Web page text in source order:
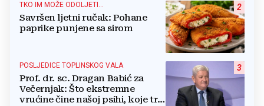
2
TKO IM MOŽE ODOLJETI...
Savršen ljetni ručak: Pohane
paprike punjene sa sirom
3
POSLJEDICE TOPLINSKOG VALA
Prof. dr. sc. Dragan Babić za
Večernjak: Što ekstremne
vrućine čine našoj psihi, koje tri